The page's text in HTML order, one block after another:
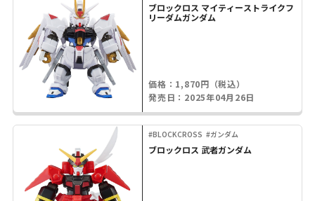
ブロックロス マイティーストライクフ
リーダムガンダム
価格：1,870円（税込）
発売日：2025年04月26日
#BLOCKCROSS #ガンダム
ブロックロス 武者ガンダム